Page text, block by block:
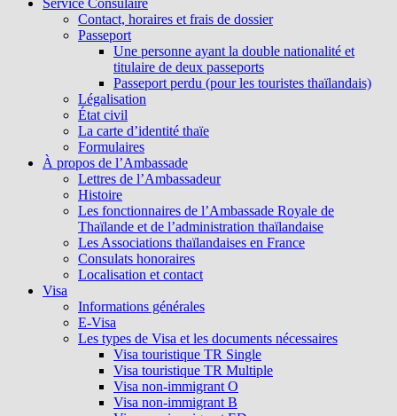
Service Consulaire
Contact, horaires et frais de dossier
Passeport
Une personne ayant la double nationalité et
titulaire de deux passeports
Passeport perdu (pour les touristes thaïlandais)
Légalisation
État civil
La carte d’identité thaïe
Formulaires
À propos de l’Ambassade
Lettres de l’Ambassadeur
Histoire
Les fonctionnaires de l’Ambassade Royale de
Thaïlande et de l’administration thaïlandaise
Les Associations thaïlandaises en France
Consulats honoraires
Localisation et contact
Visa
Informations générales
E-Visa
Les types de Visa et les documents nécessaires
Visa touristique TR Single
Visa touristique TR Multiple
Visa non-immigrant O
Visa non-immigrant B